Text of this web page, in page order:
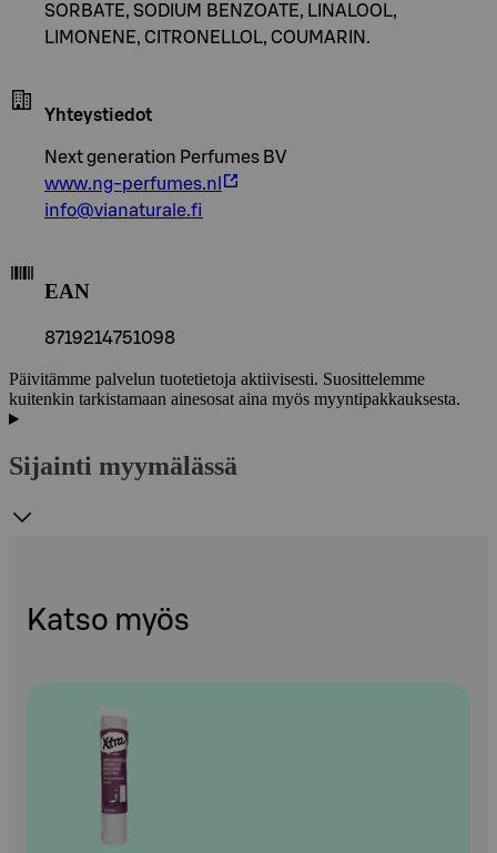
SORBATE, SODIUM BENZOATE, LINALOOL,
LIMONENE, CITRONELLOL, COUMARIN.
Yhteystiedot
Next generation Perfumes BV
www.ng-perfumes.nl
info@vianaturale.fi
EAN
8719214751098
Päivitämme palvelun tuotetietoja aktiivisesti. Suosittelemme
kuitenkin tarkistamaan ainesosat aina myös myyntipakkauksesta.
Sijainti myymälässä
Katso myös